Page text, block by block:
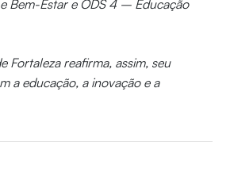
Bem-Estar e ODS 4 – Educação
Fortaleza reafirma, assim, seu
a educação, a inovação e a